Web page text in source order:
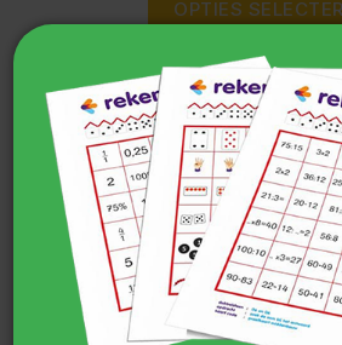
OPTIES